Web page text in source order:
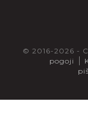
© 2016-2026 -
pogoji